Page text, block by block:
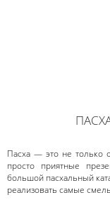
Пасха — это не только
просто приятные
большой пасхальный
реализовать самые